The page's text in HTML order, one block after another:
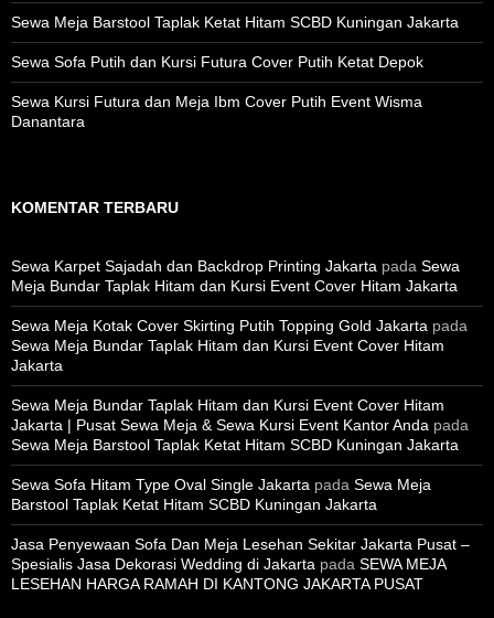
Sewa Meja Barstool Taplak Ketat Hitam SCBD Kuningan Jakarta
Sewa Sofa Putih dan Kursi Futura Cover Putih Ketat Depok
Sewa Kursi Futura dan Meja Ibm Cover Putih Event Wisma
Danantara
KOMENTAR TERBARU
Sewa Karpet Sajadah dan Backdrop Printing Jakarta pada Sewa
Meja Bundar Taplak Hitam dan Kursi Event Cover Hitam Jakarta
Sewa Meja Kotak Cover Skirting Putih Topping Gold Jakarta pada
Sewa Meja Bundar Taplak Hitam dan Kursi Event Cover Hitam
Jakarta
Sewa Meja Bundar Taplak Hitam dan Kursi Event Cover Hitam
Jakarta | Pusat Sewa Meja & Sewa Kursi Event Kantor Anda pada
Sewa Meja Barstool Taplak Ketat Hitam SCBD Kuningan Jakarta
Sewa Sofa Hitam Type Oval Single Jakarta pada Sewa Meja
Barstool Taplak Ketat Hitam SCBD Kuningan Jakarta
Jasa Penyewaan Sofa Dan Meja Lesehan Sekitar Jakarta Pusat –
Spesialis Jasa Dekorasi Wedding di Jakarta pada SEWA MEJA
LESEHAN HARGA RAMAH DI KANTONG JAKARTA PUSAT